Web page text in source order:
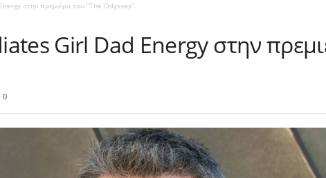
στην πρεμιέρα του “The Odyssey”.
Girl Dad Energy στην
0